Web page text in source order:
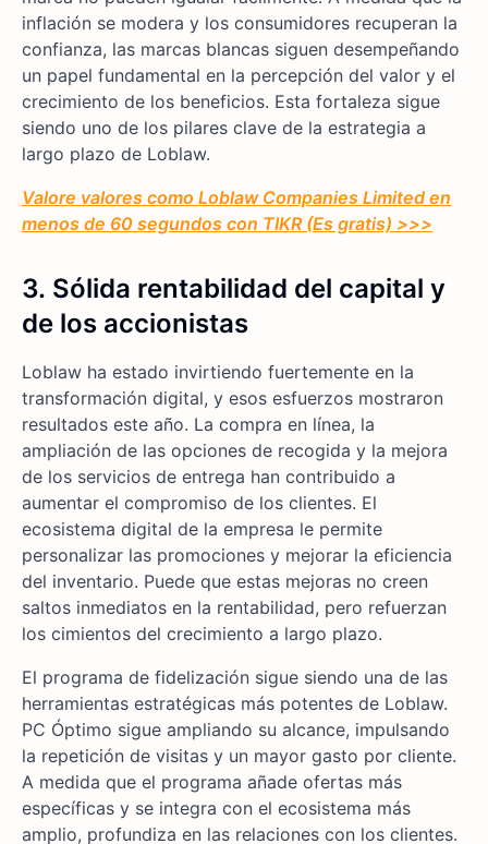
inflación se modera y los consumidores recuperan la
confianza, las marcas blancas siguen desempeñando
un papel fundamental en la percepción del valor y el
crecimiento de los beneficios. Esta fortaleza sigue
siendo uno de los pilares clave de la estrategia a
largo plazo de Loblaw.
Valore valores como Loblaw Companies Limited en
menos de 60 segundos con TIKR (Es gratis) >>>
3. Sólida rentabilidad del capital y
de los accionistas
Loblaw ha estado invirtiendo fuertemente en la
transformación digital, y esos esfuerzos mostraron
resultados este año. La compra en línea, la
ampliación de las opciones de recogida y la mejora
de los servicios de entrega han contribuido a
aumentar el compromiso de los clientes. El
ecosistema digital de la empresa le permite
personalizar las promociones y mejorar la eficiencia
del inventario. Puede que estas mejoras no creen
saltos inmediatos en la rentabilidad, pero refuerzan
los cimientos del crecimiento a largo plazo.
El programa de fidelización sigue siendo una de las
herramientas estratégicas más potentes de Loblaw.
PC Óptimo sigue ampliando su alcance, impulsando
la repetición de visitas y un mayor gasto por cliente.
A medida que el programa añade ofertas más
específicas y se integra con el ecosistema más
amplio, profundiza en las relaciones con los clientes.